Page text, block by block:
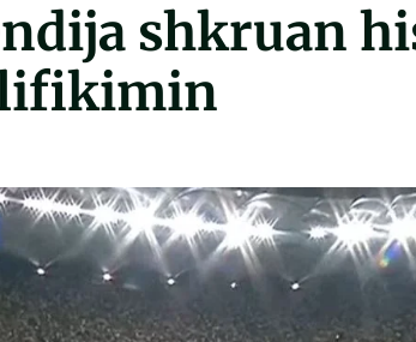
shkruan